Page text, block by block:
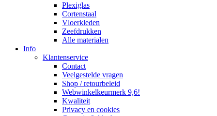
Plexiglas
Cortenstaal
Vloerkleden
Zeefdrukken
Alle materialen
Info
Klantenservice
Contact
Veelgestelde vragen
Shop / retourbeleid
Webwinkelkeurmerk 9,6!
Kwaliteit
Privacy en cookies